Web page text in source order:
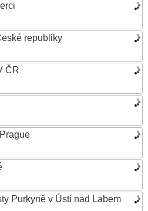
republiky
ČR
Purkyně v Ústí nad Labem